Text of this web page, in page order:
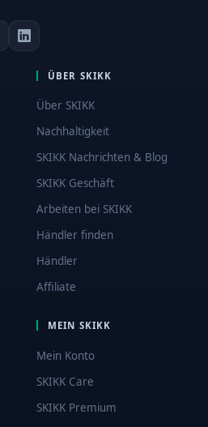
ÜBER SKIKK
Über SKIKK
Nachhaltigkeit
SKIKK Nachrichten & Blog
SKIKK Geschäft
Arbeiten bei SKIKK
Händler finden
Händler
Affiliate
MEIN SKIKK
Mein Konto
SKIKK Care
SKIKK Premium